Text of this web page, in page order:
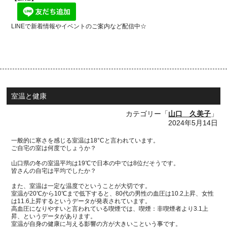
LINEで新着情報やイベントのご案内など配信中☆
室温と健康
カテゴリー「山口 久美子 」
2024年5月14日
一般的に寒さを感じる室温は18°Cと言われています。
ご自宅の室は何度でしょうか？
山口県の冬の室温平均は19℃で日本の中では8位だそうです。
皆さんの自宅は平均でしたか？
また、室温は一定な温度でということが大切です。
室温が20℃から10℃まで低下すると、80代の男性の血圧は10.2上昇、女性
は11.6上昇するというデータが発表されています。
高血圧になりやすいと言われている喫煙では、 喫煙：非喫煙者より3.1上
昇、というデータがあります。
室温が自身の健康に与える影響の方が大きいこという事です。